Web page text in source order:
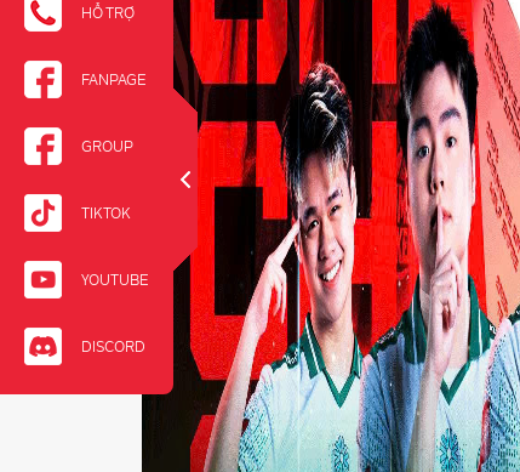
HỖ TRỢ
FANPAGE
GROUP
TIKTOK
YOUTUBE
DISCORD